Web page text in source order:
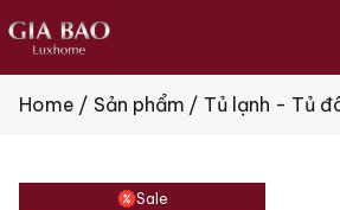
phẩm
Home Sản phẩm Tủ lạnh - Tủ
Sale